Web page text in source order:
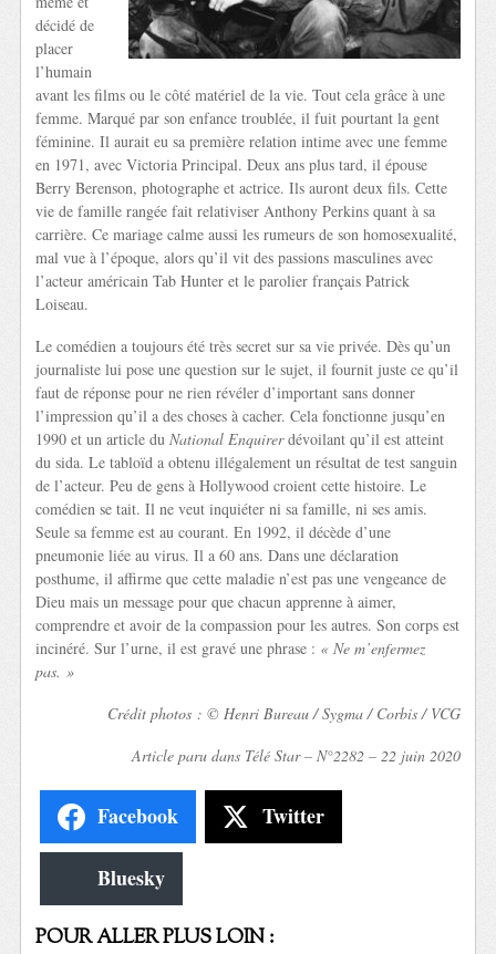
décidé de
placer
l’humain
avant les films ou le côté matériel de la vie. Tout cela grâce à une
femme. Marqué par son enfance troublée, il fuit pourtant la gent
féminine. Il aurait eu sa première relation intime avec une femme
en 1971, avec Victoria Principal. Deux ans plus tard, il épouse
Berry Berenson, photographe et actrice. Ils auront deux fils. Cette
vie de famille rangée fait relativiser Anthony Perkins quant à sa
carrière. Ce mariage calme aussi les rumeurs de son homosexualité,
mal vue à l’époque, alors qu’il vit des passions masculines avec
l’acteur américain Tab Hunter et le parolier français Patrick
Loiseau.
Le comédien a toujours été très secret sur sa vie privée. Dès qu’un
journaliste lui pose une question sur le sujet, il fournit juste ce qu’il
faut de réponse pour ne rien révéler d’important sans donner
l’impression qu’il a des choses à cacher. Cela fonctionne jusqu’en
1990 et un article duNational Enquirerdévoilant qu’il est atteint
du sida. Le tabloïd a obtenu illégalement un résultat de test sanguin
de l’acteur. Peu de gens à Hollywood croient cette histoire. Le
comédien se tait. Il ne veut inquiéter ni sa famille, ni ses amis.
Seule sa femme est au courant. En 1992, il décède d’une
pneumonie liée au virus. Il a 60 ans. Dans une déclaration
posthume, il affirme que cette maladie n’est pas une vengeance de
Dieu mais un message pour que chacun apprenne à aimer,
comprendre et avoir de la compassion pour les autres. Son corps est
incinéré. Sur l’urne, il est gravé une phrase : « Ne m’enfermez
pas. »
Crédit photos : © Henri Bureau / Sygma / Corbis / VCG
Article paru dans Télé Star – N°2282 – 22 juin 2020
Facebook Twitter
Bluesky
POUR ALLER PLUS LOIN :